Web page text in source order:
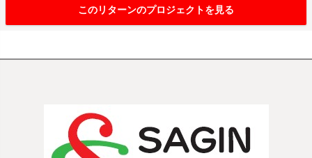
このリターンのプロジェクトを見る